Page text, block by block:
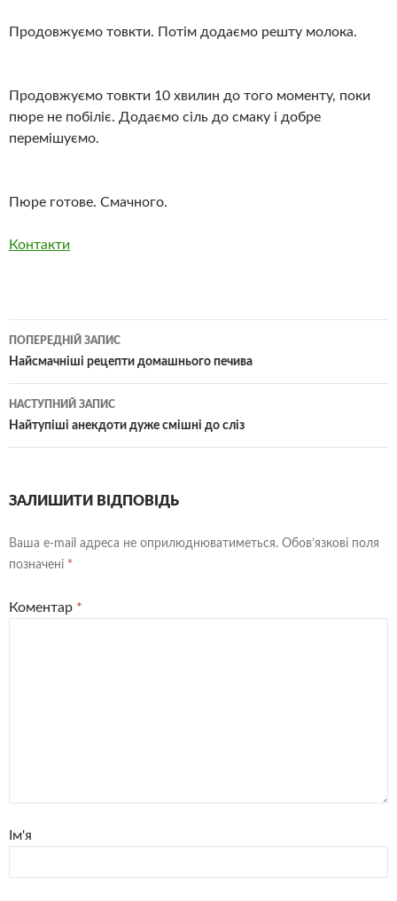
Продовжуємо товкти. Потім додаємо решту молока.
Продовжуємо товкти 10 хвилин до того моменту, поки
пюре не побіліє. Додаємо сіль до смаку і добре
перемішуємо.
Пюре готове. Смачного.
Контакти
Навігація
по
запису
ПОПЕРЕДНІЙ ЗАПИС
Найсмачніші рецепти домашнього печива
НАСТУПНИЙ ЗАПИС
Найтупіші анекдоти дуже смішні до сліз
ЗАЛИШИТИ ВІДПОВІДЬ
Ваша e-mail адреса не оприлюднюватиметься. Обов’язкові поля
позначені *
Коментар *
Ім'я